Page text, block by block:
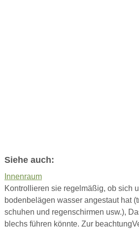
Siehe auch:
Innenraum
Kontrollieren sie regelmäßig, ob sich
bodenbelägen wasser angestaut hat
schuhen und regenschirmen usw.),
blechs führen könnte. Zur